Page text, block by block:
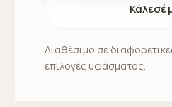
Κάλεσέ
Διαθέσιμο σε
επιλογές υφάσματος.